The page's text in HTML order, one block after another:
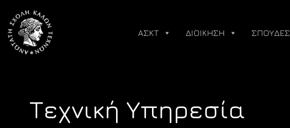
content
ΑΣΚΤ ΔΙΟΙΚΗΣΗ ΣΠΟΥΔΕΣ
Τεχνική Υπηρεσία